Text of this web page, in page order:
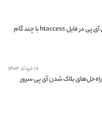
۱۷ خرداد ۱۴۰۳
نحوه بلاک کردن آی پی در فایل htaccess با چند گام
بلاک شدن آی پی سرور